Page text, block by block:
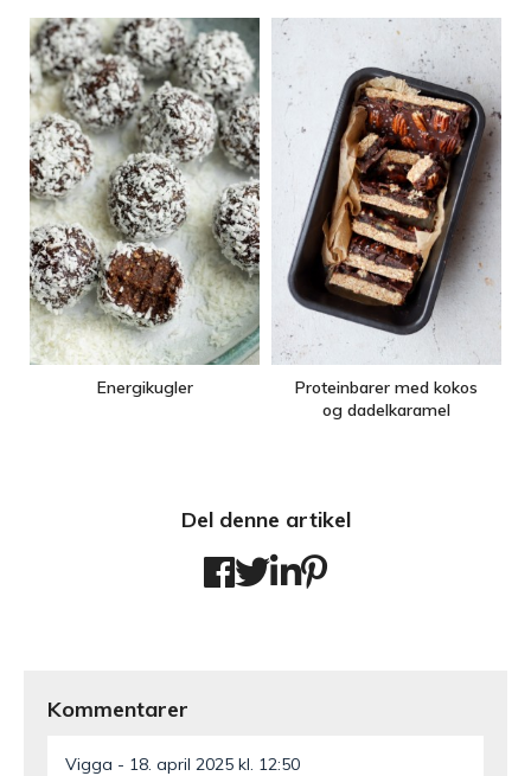
Energikugler
Proteinbarer med kokos
og dadelkaramel
Del denne artikel
Kommentarer
Vigga
18. april 2025 kl. 12:50